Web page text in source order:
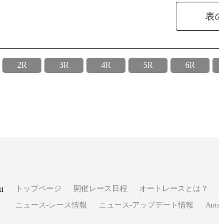
表
2R 3R 4R 5R 6R
トップページ 開催レース日程 オートレースとは？
ニュース-レース情報
ニュース-アップデート情報